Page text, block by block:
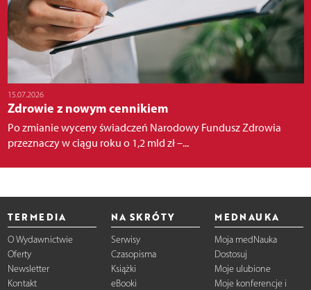
15.07.2026
Zdrowie z nowym cennikiem
Po zmianie wyceny świadczeń Narodowy Fundusz Zdrowia
przeznaczy w ciągu roku o 1,2 mld zł –...
TERMEDIA
O Wydawnictwie
Oferty
Newsletter
Kontakt
NA SKRÓTY
Serwisy
Czasopisma
Książki
eBooki
MEDNAUKA
Moja medNauka
Dostosuj
Moje ulubione
Moje konferencje i